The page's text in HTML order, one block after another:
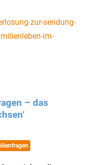
zur-sendung-
im-
– das